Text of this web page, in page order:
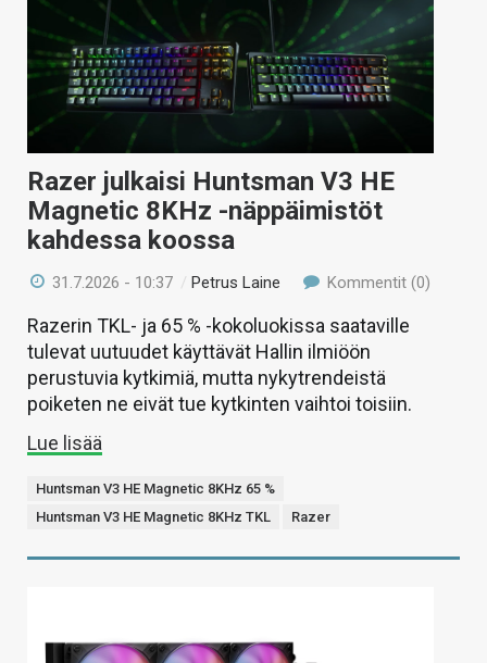
Razer julkaisi Huntsman V3 HE
Magnetic 8KHz -näppäimistöt
kahdessa koossa
31.7.2026 - 10:37 / Petrus Laine Kommentit (0)
Razerin TKL- ja 65 % -kokoluokissa saataville
tulevat uutuudet käyttävät Hallin ilmiöön
perustuvia kytkimiä, mutta nykytrendeistä
poiketen ne eivät tue kytkinten vaihtoi toisiin.
Lue lisää
Huntsman V3 HE Magnetic 8KHz 65 %
Huntsman V3 HE Magnetic 8KHz TKL
Razer